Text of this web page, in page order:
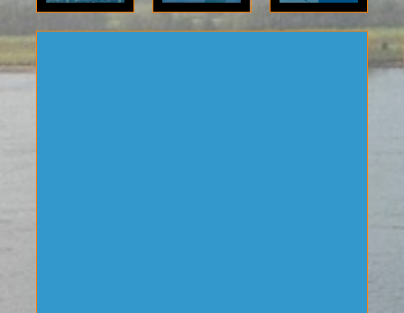
Klik voor
meer
Bekijk
bouw
Bekijk
time-lapse